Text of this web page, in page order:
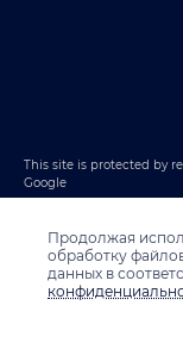
This site is protected by
Google
Продолжая
обработку
данных в